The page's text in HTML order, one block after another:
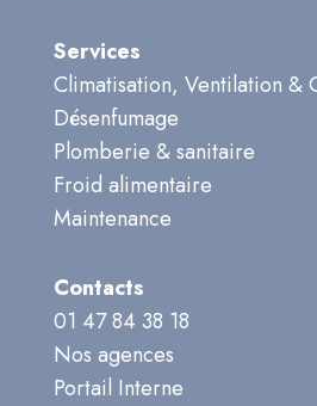
Services
Climatisation, Ventilation &
Désenfumage
Plomberie & sanitaire
Froid alimentaire
Maintenance
Contacts
01 47 84 38 18
Nos agences
Portail Interne